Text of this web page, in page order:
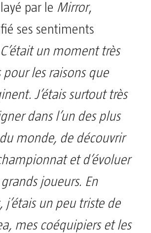
par le Mirror,
ses sentiments
C’était un moment très
les raisons que
J’étais surtout très
dans l’un des plus
monde, de découvrir
et d’évoluer
joueurs. En
j’étais un peu triste de
mes coéquipiers et les